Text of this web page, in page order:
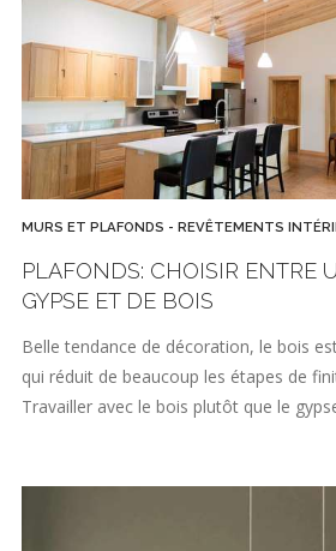
MURS ET PLAFONDS - REVÊTEMENTS
PLAFONDS: CHOISIR ENTRE
GYPSE ET DE BOIS
Belle tendance de décoration, le bois
qui réduit de beaucoup les étapes de
Travailler avec le bois plutôt que le